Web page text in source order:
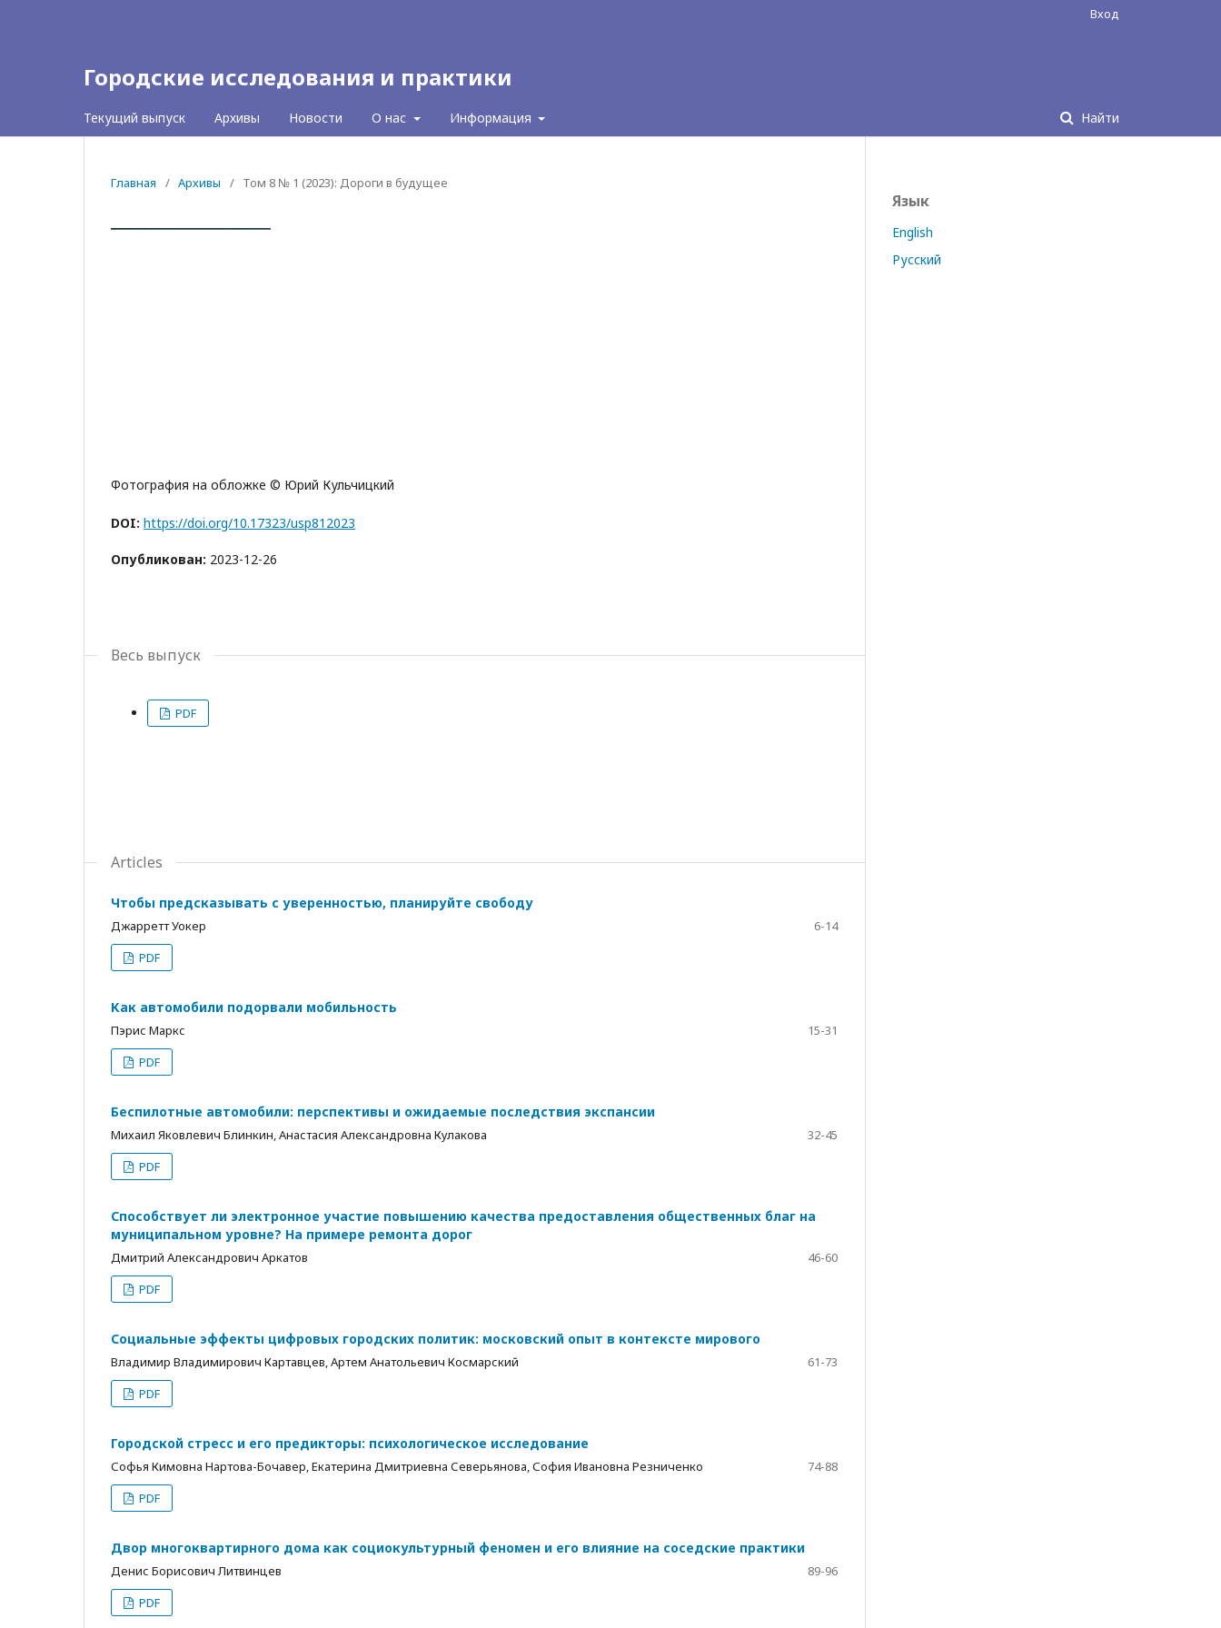
Городские исследования и практики
Текущий выпуск Архивы Новости О нас Информация Найти
Вход
Главная / Архивы / Том 8 № 1 (2023): Дороги в будущее
Фотография на обложке © Юрий Кульчицкий
DOI: https://doi.org/10.17323/usp812023
Опубликован: 2023-12-26
Весь выпуск
PDF
Articles
Чтобы предсказывать с уверенностью, планируйте свободу
Джарретт Уокер
6-14
PDF
Как автомобили подорвали мобильность
Пэрис Маркс
15-31
PDF
Беспилотные автомобили: перспективы и ожидаемые последствия экспансии
Михаил Яковлевич Блинкин, Анастасия Александровна Кулакова
32-45
PDF
Способствует ли электронное участие повышению качества предоставления общественных благ на
муниципальном уровне? На примере ремонта дорог
Дмитрий Александрович Аркатов
46-60
PDF
Социальные эффекты цифровых городских политик: московский опыт в контексте мирового
Владимир Владимирович Картавцев, Артем Анатольевич Космарский
61-73
PDF
Городской стресс и его предикторы: психологическое исследование
Софья Кимовна Нартова-Бочавер, Екатерина Дмитриевна Северьянова, София Ивановна Резниченко
74-88
PDF
Двор многоквартирного дома как социокультурный феномен и его влияние на соседские практики
Денис Борисович Литвинцев
89-96
PDF
Язык
English
Русский